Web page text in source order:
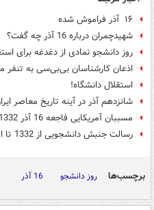
۱۶ آذر فراموش شده
شهیدچمران درباره 16 آذر چه گفت؟
روز دانشجو نمادی از دغدغه برای
اذعان کارشناسان بی‌بی‌سی به تنفر
استقلال دانشگاه!
شانزدهم آذر در آینه تاریخ معاصر
مسببان آمریکایی فاجعه 16 آذر 1332+ تصاویر
رسالت جنبش دانشجویی از 1332 تا امروز
برچسب‌ها روز دانشجو 16 آذر